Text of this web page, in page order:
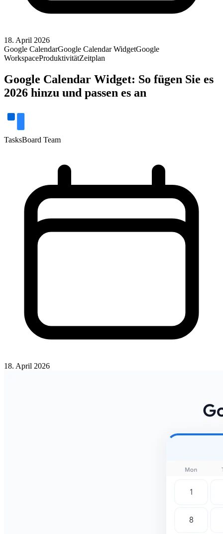
18. April 2026
Google CalendarGoogle Calendar WidgetGoogle
WorkspaceProduktivitätZeitplan
Google Calendar Widget: So fügen Sie es
2026 hinzu und passen es an
TasksBoard Team
18. April 2026